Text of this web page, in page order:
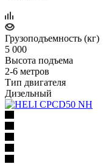
Грузоподъемность (кг)
5 000
Высота подъема
2-6 метров
Тип двигателя
Дизельный